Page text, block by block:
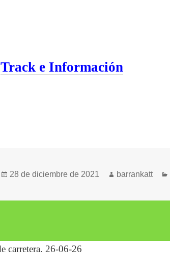
Track e Información
Publicado
28 de diciembre de 2021 Autor
barrankatt